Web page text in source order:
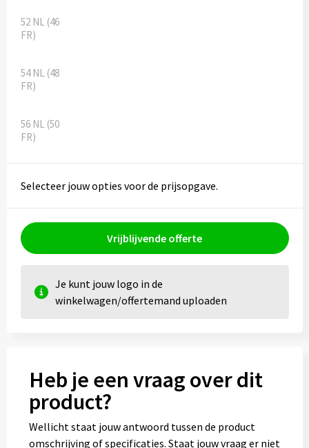
52 NL (46
FR)
54 NL (48
FR)
56 NL (50
FR)
Selecteer jouw opties voor de prijsopgave.
Vrijblijvende offerte
Je kunt jouw logo in de
winkelwagen/offertemand uploaden
Heb je een vraag over dit
product?
Wellicht staat jouw antwoord tussen de product
omschrijving of specificaties. Staat jouw vraag er niet